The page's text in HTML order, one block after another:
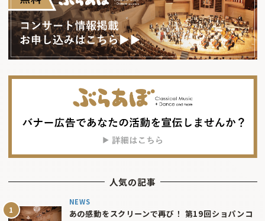
人気の記事
NEWS
あの感動をスクリーンで再び！ 第19回ショパンコ